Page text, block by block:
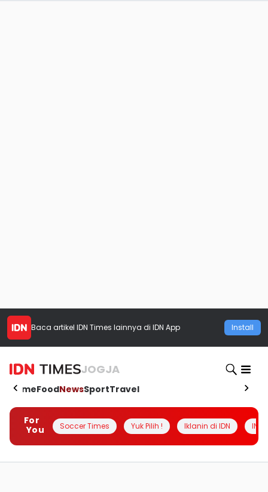
Baca artikel IDN Times lainnya di IDN App Install
JOGJA
HomeFoodNewsSportTravel
For
You
Soccer Times Yuk Pilih ! Iklanin di IDN